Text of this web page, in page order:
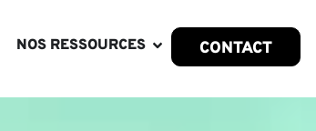
NOS RESSOURCES CONTACT